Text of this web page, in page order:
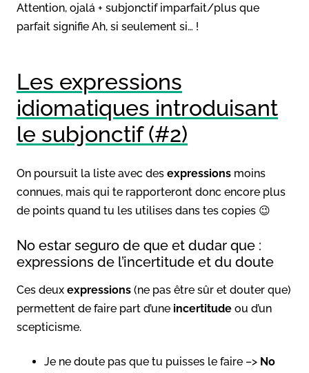
Attention, ojalá + subjonctif imparfait/plus que
parfait signifie Ah, si seulement si… !
Les expressions
idiomatiques introduisant
le subjonctif (#2)
On poursuit la liste avec des expressions moins
connues, mais qui te rapporteront donc encore plus
de points quand tu les utilises dans tes copies 😉
No estar seguro de que et dudar que :
expressions de l’incertitude et du doute
Ces deux expressions (ne pas être sûr et douter que)
permettent de faire part d’une incertitude ou d’un
scepticisme.
Je ne doute pas que tu puisses le faire –> No